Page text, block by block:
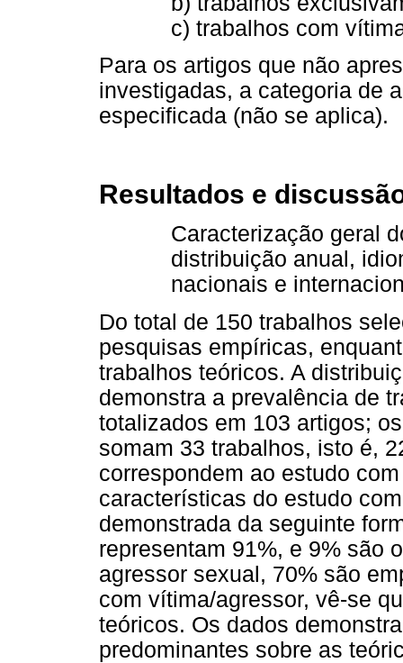
c) trabalhos com
Para os artigos que não
investigadas, a categoria de
especificada (não se aplica).
Resultados e
Caracterização geral
distribuição anual,
nacionais e
Do total de 150 trabalhos
pesquisas empíricas,
trabalhos teóricos. A
demonstra a prevalência de
totalizados em 103 artigos;
somam 33 trabalhos, isto é,
correspondem ao estudo
características do estudo
demonstrada da seguinte
representam 91%, e 9% são
agressor sexual, 70% são
com vítima/agressor, vê-se
teóricos. Os dados
predominantes sobre as